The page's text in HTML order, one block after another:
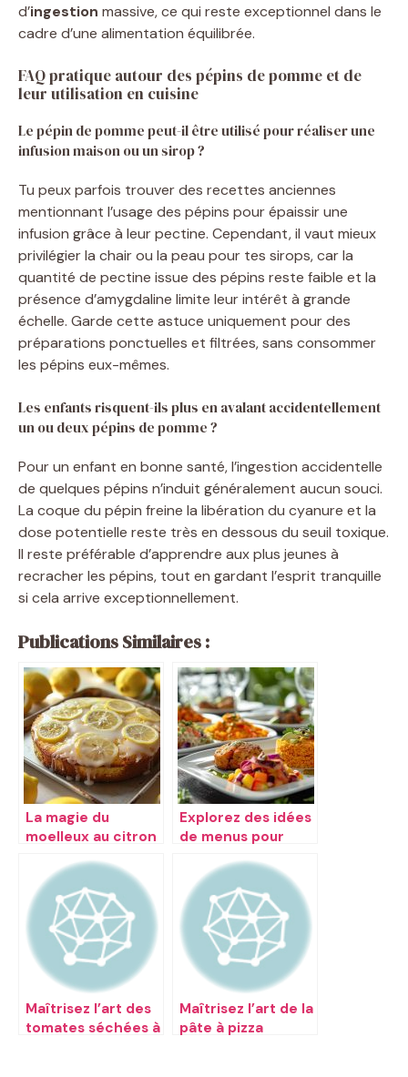
d’ingestion massive, ce qui reste exceptionnel dans le
cadre d’une alimentation équilibrée.
FAQ pratique autour des pépins de pomme et de
leur utilisation en cuisine
Le pépin de pomme peut-il être utilisé pour réaliser une
infusion maison ou un sirop ?
Tu peux parfois trouver des recettes anciennes
mentionnant l’usage des pépins pour épaissir une
infusion grâce à leur pectine. Cependant, il vaut mieux
privilégier la chair ou la peau pour tes sirops, car la
quantité de pectine issue des pépins reste faible et la
présence d’amygdaline limite leur intérêt à grande
échelle. Garde cette astuce uniquement pour des
préparations ponctuelles et filtrées, sans consommer
les pépins eux-mêmes.
Les enfants risquent-ils plus en avalant accidentellement
un ou deux pépins de pomme ?
Pour un enfant en bonne santé, l’ingestion accidentelle
de quelques pépins n’induit généralement aucun souci.
La coque du pépin freine la libération du cyanure et la
dose potentielle reste très en dessous du seuil toxique.
Il reste préférable d’apprendre aux plus jeunes à
recracher les pépins, tout en gardant l’esprit tranquille
si cela arrive exceptionnellement.
Publications Similaires :
La magie du
moelleux au citron
Explorez des idées
de menus pour
Maîtrisez l’art des
tomates séchées à
Maîtrisez l’art de la
pâte à pizza